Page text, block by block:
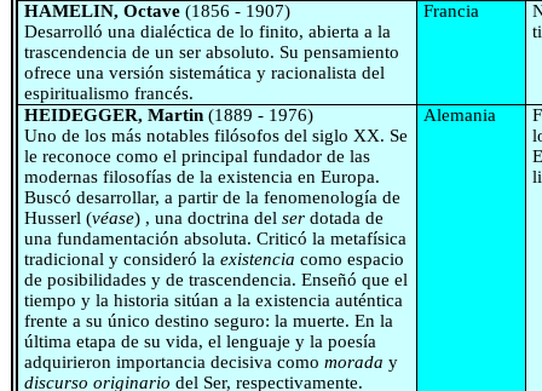
HAMELIN, Octave(1856 - 1907)
Desarrolló una dialéctica de lo finito, abierta a la
trascendencia de un ser absoluto. Su pensamiento
ofrece una versión sistemática y racionalista del
espiritualismo francés.
Francia
HEIDEGGER, Martin(1889 - 1976)
Uno de los más notables filósofos del siglo XX. Se
le reconoce como el principal fundador de las
modernas filosofías de la existencia en Europa.
Buscó desarrollar, a partir de la fenomenología de
Husserl (véase) , una doctrina del serdotada de
una fundamentación absoluta. Criticó la metafísica
tradicional y consideró la existencia como espacio
de posibilidades y de trascendencia. Enseñó que el
tiempo y la historia sitúan a la existencia auténtica
frente a su único destino seguro: la muerte. En la
última etapa de su vida, el lenguaje y la poesía
adquirieron importancia decisiva como morada y
discurso originario del Ser, respectivamente.
Alemania